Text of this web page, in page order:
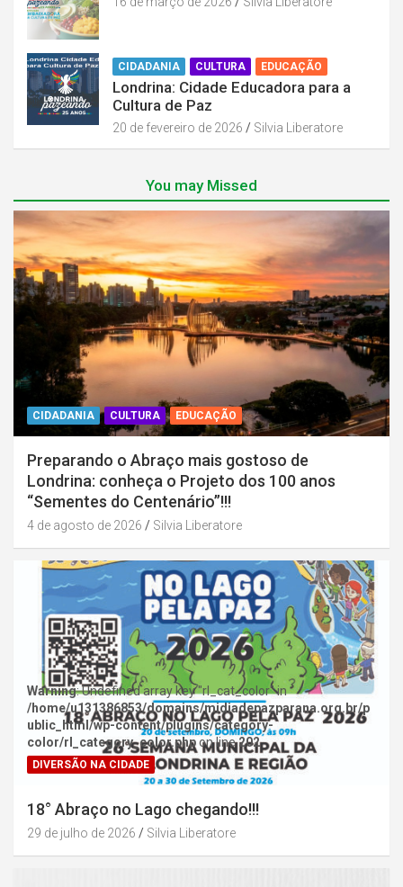
CIDADANIA CULTURA EDUCAÇÃO
Londrina: Cidade Educadora para a
Cultura de Paz
20 de fevereiro de 2026 Silvia Liberatore
You may Missed
CIDADANIA CULTURA EDUCAÇÃO
Preparando o Abraço mais gostoso de
Londrina: conheça o Projeto dos 100 anos
“Sementes do Centenário”!!!
4 de agosto de 2026 Silvia Liberatore
Warning: Undefined array key "rl_cat_color" in
/home/u131386853/domains/midiadepazparana.org.br/p
ublic_html/wp-content/plugins/category-
color/rl_category_color.phpon line202
DIVERSÃO NA CIDADE
18° Abraço no Lago chegando!!!
29 de julho de 2026 Silvia Liberatore